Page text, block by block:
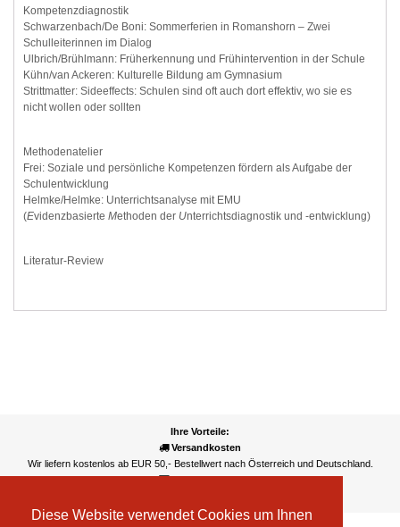
Diese Website verwendet Cookies um Ihnen
Kompetenzdiagnostik
Schwarzenbach/De Boni: Sommerferien in Romanshorn – Zwei
Schulleiterinnen im Dialog
Ulbrich/Brühlmann: Früherkennung und Frühintervention in der Schule
Kühn/van Ackeren: Kulturelle Bildung am Gymnasium
Strittmatter: Sideeffects: Schulen sind oft auch dort effektiv, wo sie es
nicht wollen oder sollten
Methodenatelier
Frei: Soziale und persönliche Kompetenzen fördern als Aufgabe der
Schulentwicklung
Helmke/Helmke: Unterrichtsanalyse mit EMU
(Evidenzbasierte Methoden der Unterrichtsdiagnostik und -entwicklung)
Literatur-Review
Ihre Vorteile:
Versandkosten
Wir liefern kostenlos ab EUR 50,- Bestellwert nach Österreich und Deutschland.
Zahlungsarten